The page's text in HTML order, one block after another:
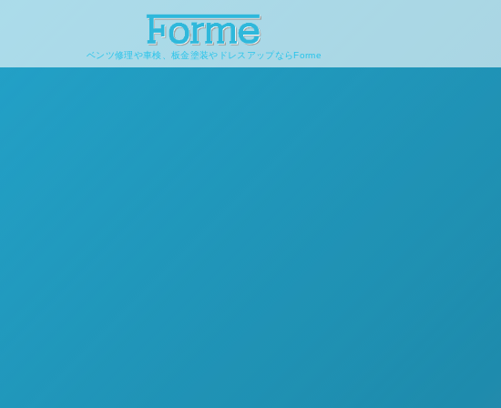
ベンツ修理や車検、板金塗装やドレスアップならForme